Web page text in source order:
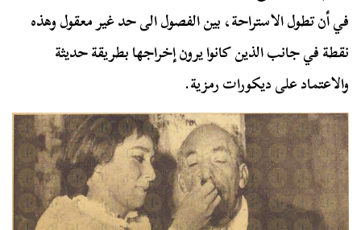
في أن تطول الاستراحة، بين الفصول الى حد غير معقول وهذه
نقطة في جانب الذين كانوا يرون إخراجها بطريقة حديثة
والاعتماد على ديكورات رمزية.